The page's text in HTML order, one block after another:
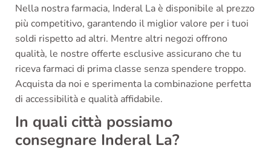
Nella nostra farmacia, Inderal La è disponibile al prezzo
più competitivo, garantendo il miglior valore per i tuoi
soldi rispetto ad altri. Mentre altri negozi offrono
qualità, le nostre offerte esclusive assicurano che tu
riceva farmaci di prima classe senza spendere troppo.
Acquista da noi e sperimenta la combinazione perfetta
di accessibilità e qualità affidabile.
In quali città possiamo
consegnare Inderal La?